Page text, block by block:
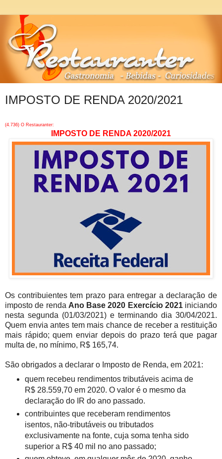
IMPOSTO DE RENDA 2020/2021
(4.736) O Restauranter:
IMPOSTO DE RENDA 2020/2021
Os contribuientes tem prazo para entregar a declaração de
imposto de renda Ano Base 2020 Exercício 2021iniciando
nesta segunda (01/03/2021) e terminando dia 30/04/2021.
Quem envia antes tem mais chance de receber a restituição
mais rápido; quem enviar depois do prazo terá que pagar
multa de, no mínimo, R$ 165,74.
São obrigados a declarar o Imposto de Renda, em 2021:
quem recebeu rendimentos tributáveis acima de
R$ 28.559,70 em 2020. O valor é o mesmo da
declaração do IR do ano passado.
contribuintes que receberam rendimentos
isentos, não-tributáveis ou tributados
exclusivamente na fonte, cuja soma tenha sido
superior a R$ 40 mil no ano passado;